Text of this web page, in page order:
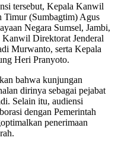
tersebut, Kepala Kanwil
Timur (Sumbagtim) Agus
Negara Sumsel, Jambi,
Direktorat Jenderal
Murwanto, serta Kepala
Heri Pranyoto.
bahwa kunjungan
dirinya sebagai pejabat
Selain itu, audiensi
dengan Pemerintah
penerimaan